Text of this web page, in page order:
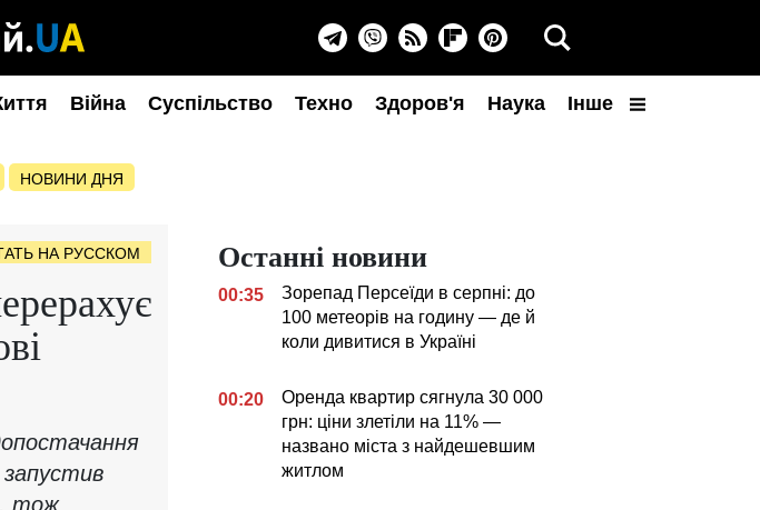
Війна Суспільство Техно Здоров'я Наука Інше
НОВИНИ ДНЯ
НА РУССКОМ
тож
Останні новини
00:35
Зорепад Персеїди в серпні: до
100 метеорів на годину — де й
коли дивитися в Україні
00:20
Оренда квартир сягнула 30 000
грн: ціни злетіли на 11% —
названо міста з найдешевшим
житлом